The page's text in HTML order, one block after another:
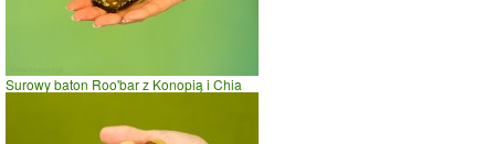
Surowy baton Roo'bar z Konopią i Chia